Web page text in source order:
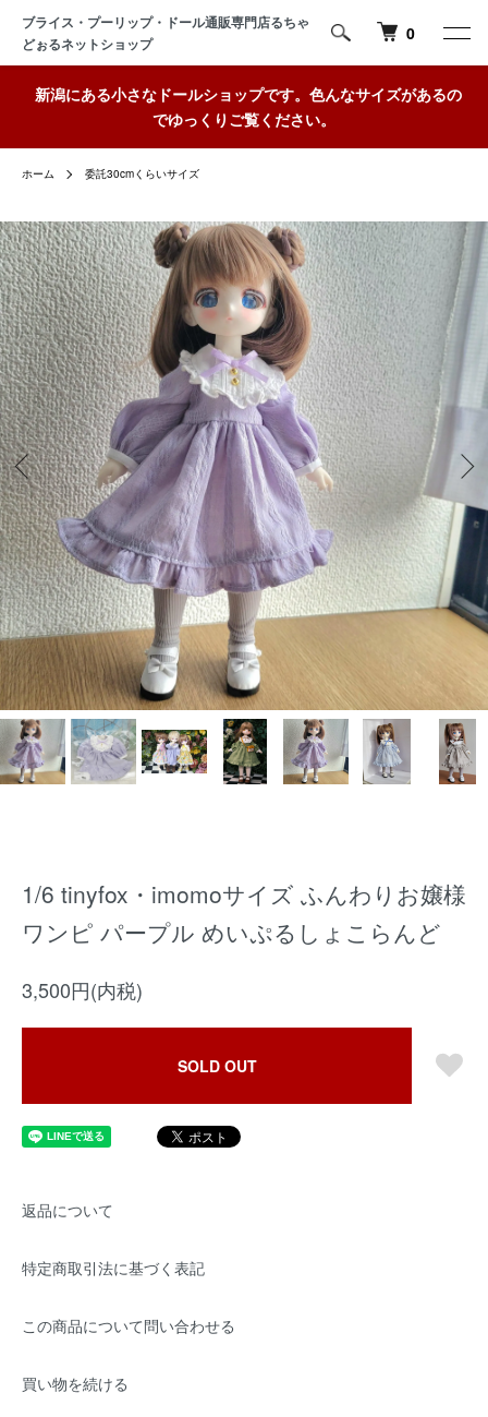
ブライス・プーリップ・ドール通販専門店るちゃ
どぉるネットショップ
0
新潟にある小さなドールショップです。色んなサイズがあるの
でゆっくりご覧ください。
ホーム 委託30cmくらいサイズ
1/6 tinyfox・imomoサイズ ふんわりお嬢様
ワンピ パープル めいぷるしょこらんど
3,500円(内税)
SOLD OUT
返品について
特定商取引法に基づく表記
この商品について問い合わせる
買い物を続ける